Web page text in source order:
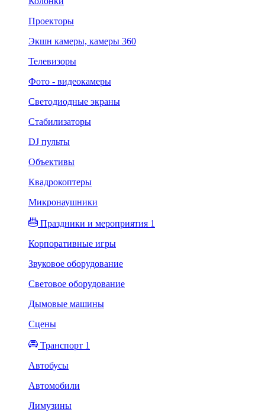
Проекторы
Экшн камеры, камеры 360
Телевизоры
Фото - видеокамеры
Светодиодные экраны
Стабилизаторы
DJ пульты
Объективы
Квадрокоптеры
Микронаушники
Праздники и мероприятия 1
Корпоративные игры
Звуковое оборудование
Световое оборудование
Дымовые машины
Сцены
Транспорт 1
Автобусы
Автомобили
Лимузины